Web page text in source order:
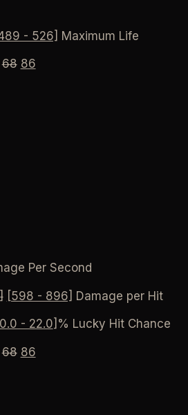
- 526] Maximum Life
68 86
Per Second
[598 - 896] Damage per Hit
- 22.0 ]% Lucky Hit Chance
68 86